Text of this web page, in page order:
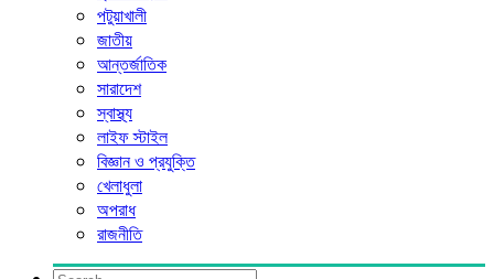
পটুয়াখালী
জাতীয়
আন্তর্জাতিক
সারাদেশ
স্বাস্থ্য
লাইফ স্টাইল
বিজ্ঞান ও প্রযুক্তি
খেলাধুলা
অপরাধ
রাজনীতি